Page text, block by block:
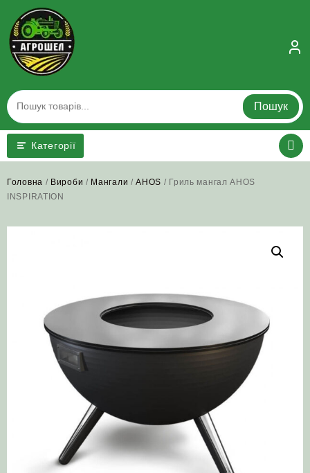
content
Пошук
Категорії
Головна / Вироби / Мангали /AHOS / Гриль мангал AHOS
INSPIRATION